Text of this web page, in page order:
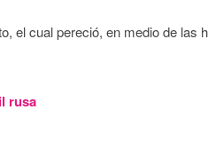
el cual pereció, en medio de las
rusa